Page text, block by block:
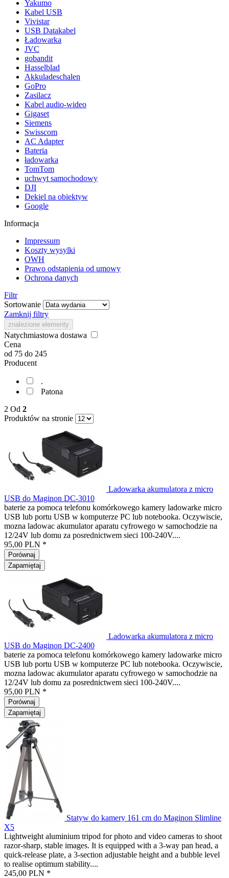
Yakumo
Kabel USB
Vivistar
USB Datakabel
Ładowarka
JVC
gobandit
Hasselblad
Akkuladeschalen
GoPro
Zasilacz
Kabel audio-wideo
Gigaset
Siemens
Swisscom
AC Adapter
Bateria
ładowarka
TomTom
uchwyt samochodowy
DJI
Dekiel na obiektyw
Google
Informacja
Impressum
Koszty wysylki
OWH
Prawo odstapienia od umowy
Ochrona danych
Filtr
Sortowanie
Zamknij filtry
znalezione elementy
Natychmiastowa dostawa
Cena
od 75 do 245
Producent
.
Patona
2 Od 2
Produktów na stronie
Ladowarka akumulatora z micro
USB do Maginon DC-3010
baterie za pomoca telefonu komórkowego kamery ladowarke micro
USB lub portu USB w komputerze PC lub notebooka. Oczywiscie,
mozna ladowac akumulator aparatu cyfrowego w samochodzie na
12/24V lub domu za posrednictwem sieci 100-240V....
95,00 PLN *
Porównaj
Zapamiętaj
Ladowarka akumulatora z micro
USB do Maginon DC-2400
baterie za pomoca telefonu komórkowego kamery ladowarke micro
USB lub portu USB w komputerze PC lub notebooka. Oczywiscie,
mozna ladowac akumulator aparatu cyfrowego w samochodzie na
12/24V lub domu za posrednictwem sieci 100-240V....
95,00 PLN *
Porównaj
Zapamiętaj
Statyw do kamery 161 cm do Maginon Slimline
X5
Lightweight aluminium tripod for photo and video cameras to shoot
razor-sharp, stable images. It is equipped with a 3-way pan head, a
quick-release plate, a 3-section adjustable height and a bubble level
to realise optimum stability....
245,00 PLN *